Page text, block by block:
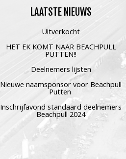
LAATSTE NIEUWS
Uitverkocht
HET EK KOMT NAAR BEACHPULL
PUTTEN!!
Deelnemers lijsten
Nieuwe naamsponsor voor Beachpull
Putten
Inschrijfavond standaard deelnemers
Beachpull 2024